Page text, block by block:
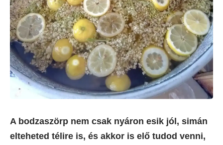
A bodzaszörp nem csak nyáron esik jól, simán
elteheted télire is, és akkor is elő tudod venni,